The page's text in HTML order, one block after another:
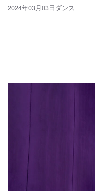
2024年03月03日ダンス